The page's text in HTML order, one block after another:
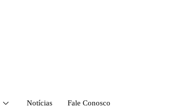
Notícias Fale Conosco